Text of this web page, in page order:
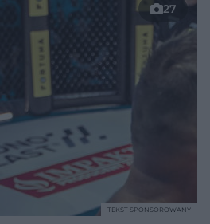
27
TEKST SPONSOROWANY